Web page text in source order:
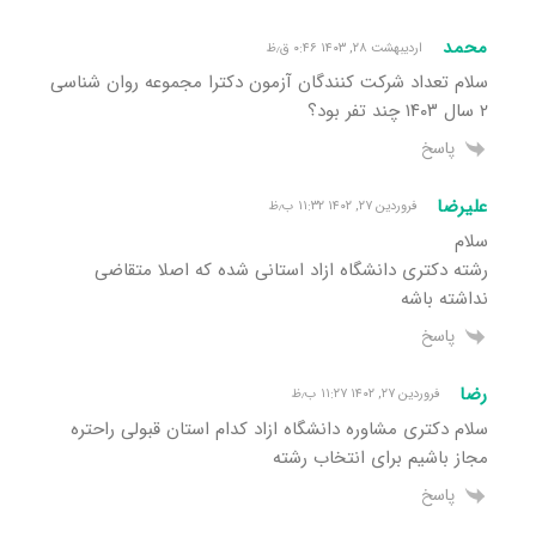
محمد اردیبهشت ۲۸, ۱۴۰۳ ۰:۴۶ ق٫ظ
سلام تعداد شرکت کنندگان آزمون دکترا مجموعه روان شناسی
۲ سال ۱۴۰۳ چند تفر بود؟
پاسخ
علیرضا فروردین ۲۷, ۱۴۰۲ ۱۱:۳۲ ب٫ظ
سلام
رشته دکتری دانشگاه ازاد استانی شده که اصلا متقاضی
نداشته باشه
پاسخ
رضا فروردین ۲۷, ۱۴۰۲ ۱۱:۲۷ ب٫ظ
سلام دکتری مشاوره دانشگاه ازاد کدام استان قبولی راحتره
مجاز باشیم برای انتخاب رشته
پاسخ